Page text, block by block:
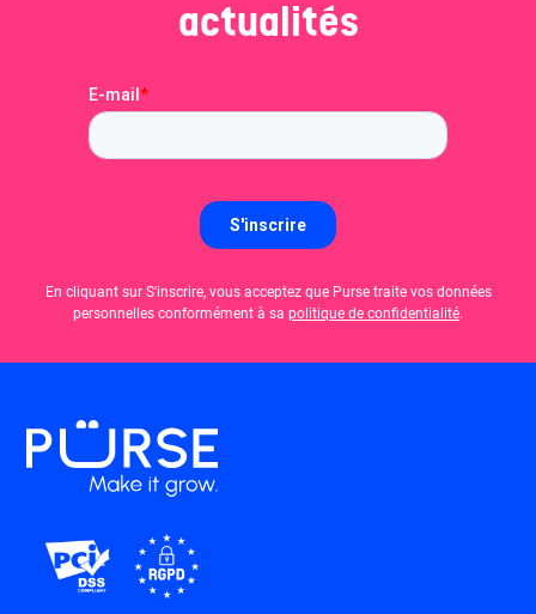
actualités
En cliquant sur S'inscrire, vous acceptez que Purse traite vos données
personnelles conformément à sa politique de confidentialité.